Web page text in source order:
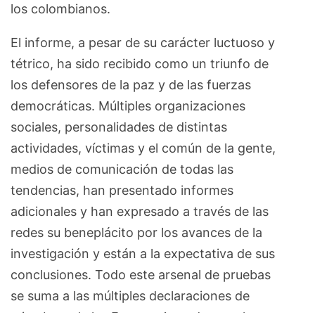
los colombianos.
El informe, a pesar de su carácter luctuoso y
tétrico, ha sido recibido como un triunfo de
los defensores de la paz y de las fuerzas
democráticas. Múltiples organizaciones
sociales, personalidades de distintas
actividades, víctimas y el común de la gente,
medios de comunicación de todas las
tendencias, han presentado informes
adicionales y han expresado a través de las
redes su beneplácito por los avances de la
investigación y están a la expectativa de sus
conclusiones. Todo este arsenal de pruebas
se suma a las múltiples declaraciones de